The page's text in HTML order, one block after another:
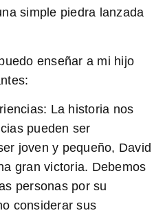
simple piedra lanzada
enseñar a mi hijo
La historia nos
pueden ser
joven y pequeño, David
gran victoria. Debemos
personas por su
considerar sus